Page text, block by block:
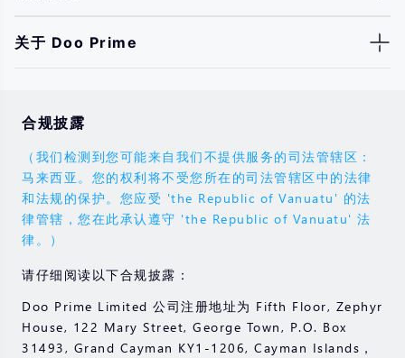
关于 Doo Prime
合规披露
（我们检测到您可能来自我们不提供服务的司法管辖区：
马来西亚。您的权利将不受您所在的司法管辖区中的法律
和法规的保护。您应受 'the Republic of Vanuatu' 的法
律管辖，您在此承认遵守 'the Republic of Vanuatu' 法
律。）
请仔细阅读以下合规披露：
Doo Prime Limited 公司注册地址为 Fifth Floor, Zephyr
House, 122 Mary Street, George Town, P.O. Box
31493, Grand Cayman KY1-1206, Cayman Islands，